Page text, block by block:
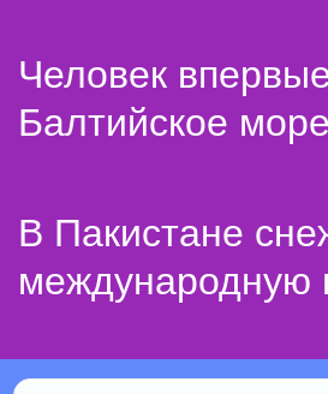
Человек
Балтийское море
В Пакистане
международную